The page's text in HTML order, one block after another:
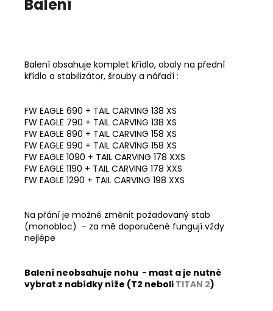
Balení
Balení obsahuje komplet křídlo, obaly na přední
křídlo a stabilizátor, šrouby a nářadí :
FW EAGLE 690 + TAIL CARVING 138 XS
FW EAGLE 790 + TAIL CARVING 138 XS
FW EAGLE 890 + TAIL CARVING 158 XS
FW EAGLE 990 + TAIL CARVING 158 XS
FW EAGLE 1090 + TAIL CARVING 178 XXS
FW EAGLE 1190 + TAIL CARVING 178 XXS
FW EAGLE 1290 + TAIL CARVING 198 XXS
Na přání je možné změnit požadovaný stab
(monobloc) - za mě doporučené fungují vždy
nejlépe
Balení neobsahuje nohu - mast a je nutné
vybrat z nabídky níže (T2 neboli TITAN 2)